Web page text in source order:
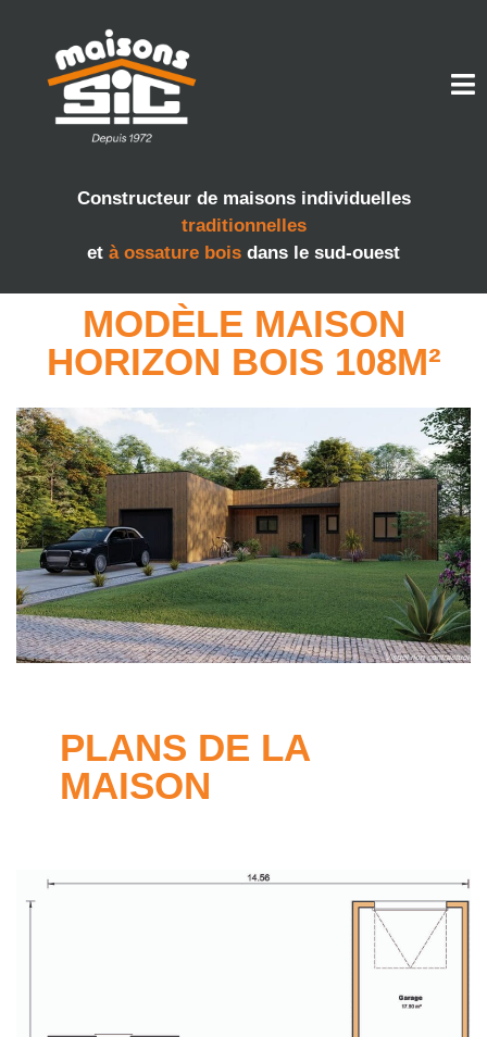
Constructeur de maisons individuelles
traditionnelles
et à ossature bois dans le sud-ouest
MODÈLE MAISON
HORIZON BOIS 108M²
PLANS DE LA
MAISON